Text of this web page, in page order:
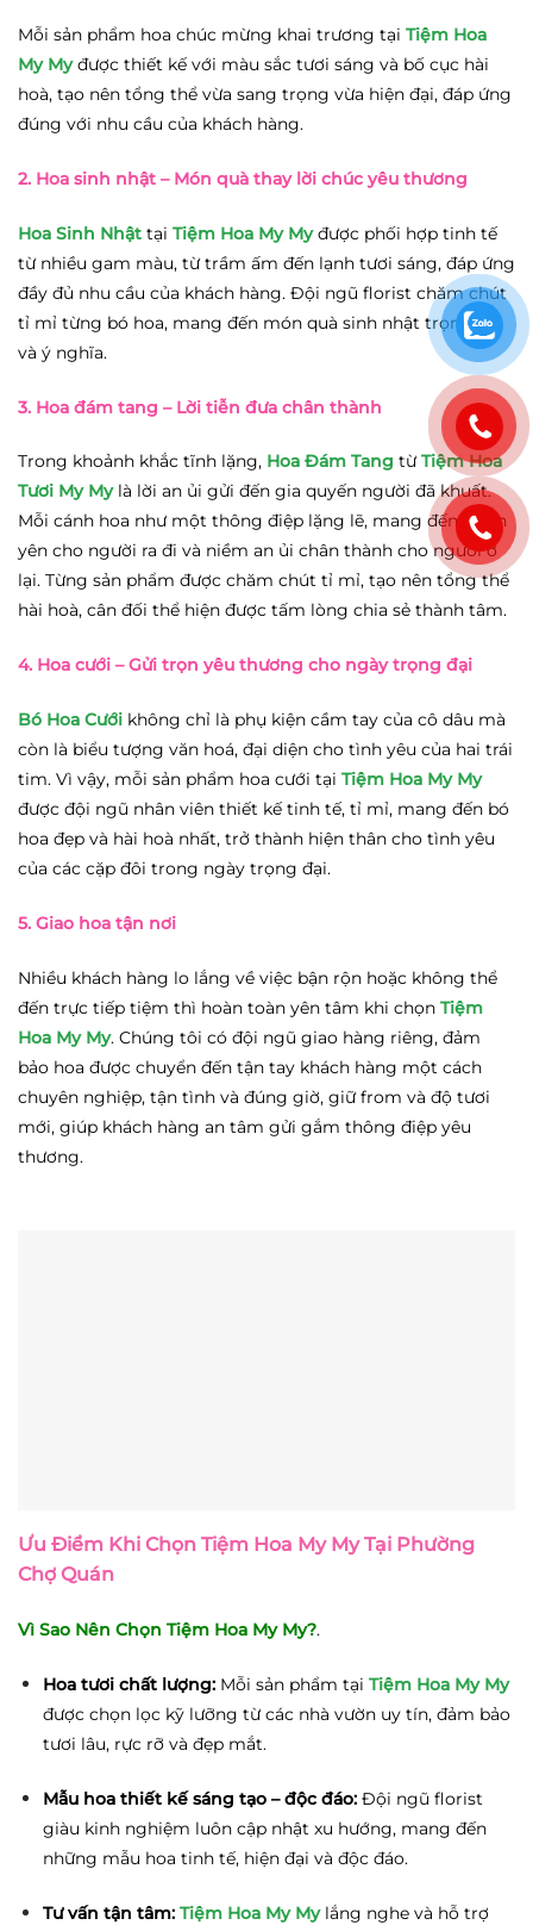
Mỗi sản phẩm hoa chúc mừng khai trương tại Tiệm Hoa
My Myđược thiết kế với màu sắc tươi sáng và bố cục hài
hoà, tạo nên tổng thể vừa sang trọng vừa hiện đại, đáp ứng
đúng với nhu cầu của khách hàng.
2. Hoa sinh nhật – Món quà thay lời chúc yêu thương
Hoa Sinh Nhật tại Tiệm Hoa My Myđược phối hợp tinh tế
từ nhiều gam màu, từ trầm ấm đến lạnh tươi sáng, đáp ứng
đầy đủ nhu cầu của khách hàng. Đội ngũ florist chăm chút
tỉ mỉ từng bó hoa, mang đến món quà sinh nhật trọn vẹn
và ý nghĩa.
3. Hoa đám tang – Lời tiễn đưa chân thành
Trong khoảnh khắc tĩnh lặng, Hoa Đám Tang từTiệm Hoa
Tươi My Mylà lời an ủi gửi đến gia quyến người đã khuất.
Mỗi cánh hoa như một thông điệp lặng lẽ, mang đến sự an
yên cho người ra đi và niềm an ủi chân thành cho người ở
lại. Từng sản phẩm được chăm chút tỉ mỉ, tạo nên tổng thể
hài hoà, cân đối thể hiện được tấm lòng chia sẻ thành tâm.
4. Hoa cưới – Gửi trọn yêu thương cho ngày trọng đại
Bó Hoa Cưới không chỉ là phụ kiện cầm tay của cô dâu mà
còn là biểu tượng văn hoá, đại diện cho tình yêu của hai trái
tim. Vì vậy, mỗi sản phẩm hoa cưới tại Tiệm Hoa My My
được đội ngũ nhân viên thiết kế tinh tế, tỉ mỉ, mang đến bó
hoa đẹp và hài hoà nhất, trở thành hiện thân cho tình yêu
của các cặp đôi trong ngày trọng đại.
5. Giao hoa tận nơi
Nhiều khách hàng lo lắng về việc bận rộn hoặc không thể
đến trực tiếp tiệm thì hoàn toàn yên tâm khi chọn Tiệm
Hoa My My. Chúng tôi có đội ngũ giao hàng riêng, đảm
bảo hoa được chuyển đến tận tay khách hàng một cách
chuyên nghiệp, tận tình và đúng giờ, giữ from và độ tươi
mới, giúp khách hàng an tâm gửi gắm thông điệp yêu
thương.
Ưu Điểm Khi Chọn Tiệm Hoa My My Tại Phường
Chợ Quán
Vì Sao Nên Chọn Tiệm Hoa My My?.
Hoa tươi chất lượng:Mỗi sản phẩm tại Tiệm Hoa My My
được chọn lọc kỹ lưỡng từ các nhà vườn uy tín, đảm bảo
tươi lâu, rực rỡ và đẹp mắt.
Mẫu hoa thiết kế sáng tạo – độc đáo:Đội ngũ florist
giàu kinh nghiệm luôn cập nhật xu hướng, mang đến
những mẫu hoa tinh tế, hiện đại và độc đáo.
Tư vấn tận tâm: Tiệm Hoa My My lắng nghe và hỗ trợ